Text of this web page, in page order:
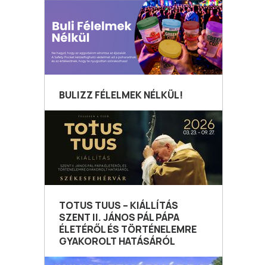
BULIZZ FÉLELMEK NÉLKÜL!
TOTUS TUUS – KIÁLLÍTÁS
SZENT II. JÁNOS PÁL PÁPA
ÉLETÉRŐL ÉS TÖRTÉNELEMRE
GYAKOROLT HATÁSÁRÓL